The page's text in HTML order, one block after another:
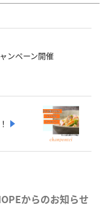
ンペーン開催
からのお知らせ